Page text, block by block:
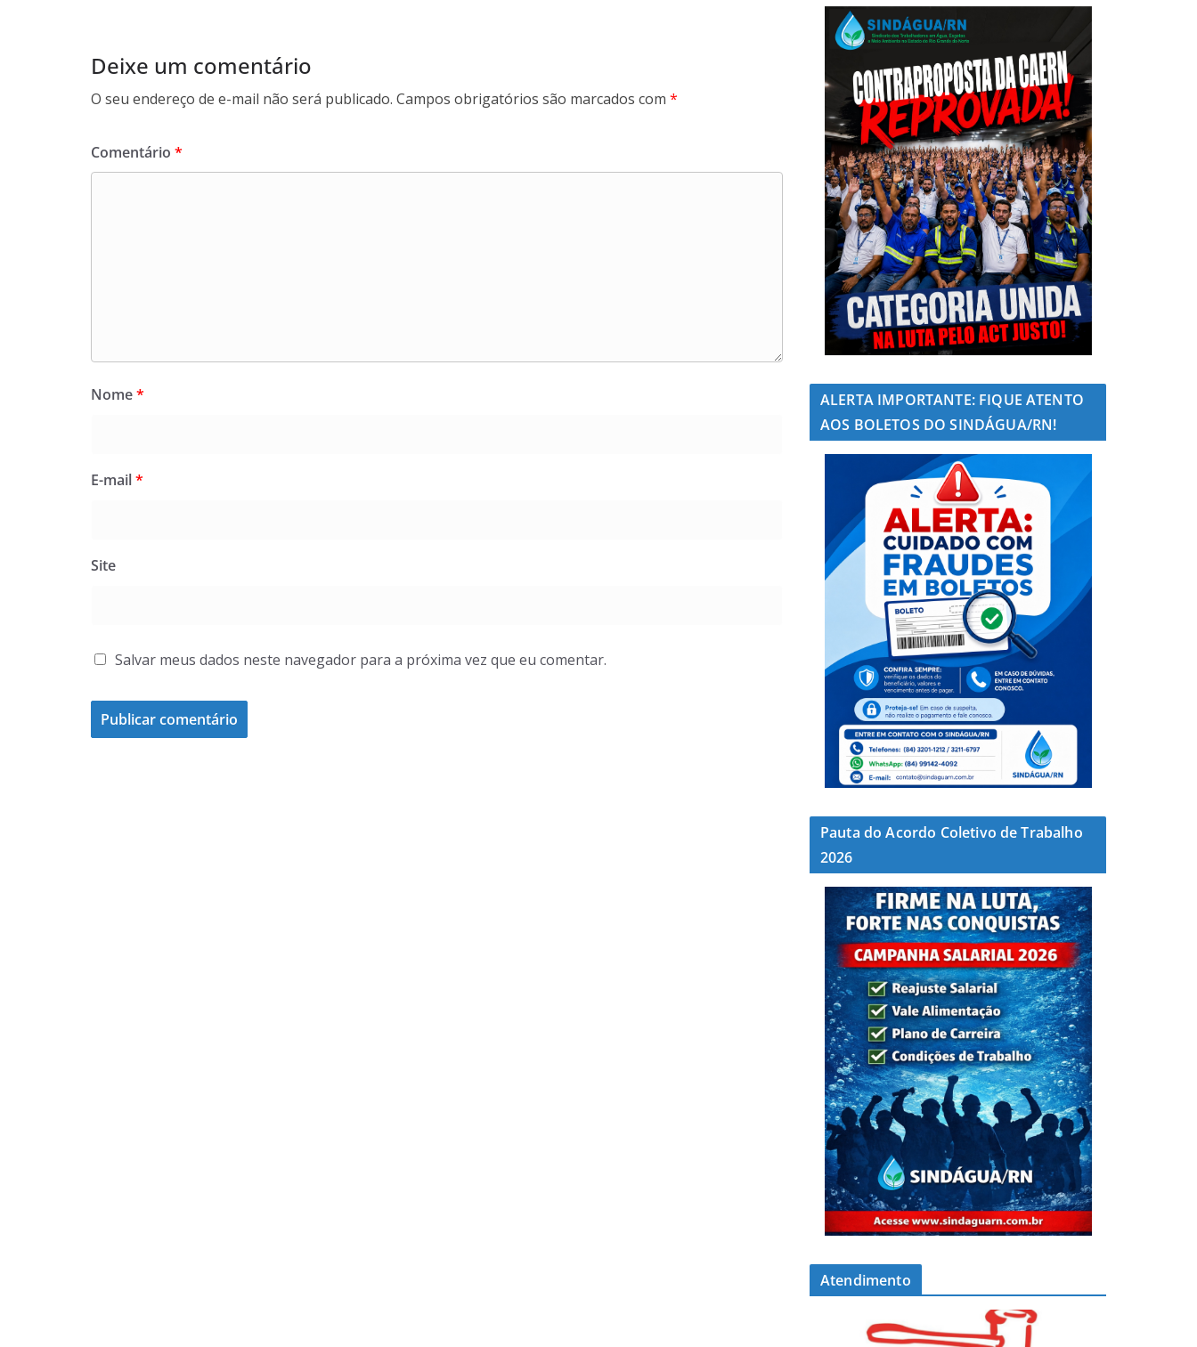
Deixe um comentário
O seu endereço de e-mail não será publicado. Campos obrigatórios são marcados com *
Comentário *
Nome*
E-mail*
Site
Salvar meus dados neste navegador para a próxima vez que eu comentar.
ALERTA IMPORTANTE: FIQUE ATENTO
AOS BOLETOS DO SINDÁGUA/RN!
Pauta do Acordo Coletivo de Trabalho
2026
Atendimento